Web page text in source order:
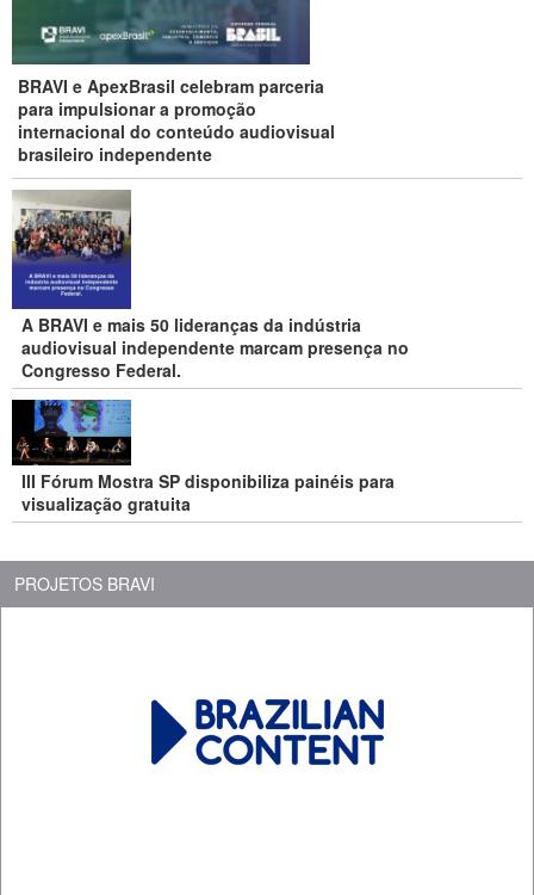
BRAVI e ApexBrasil celebram parceria
para impulsionar a promoção
internacional do conteúdo audiovisual
brasileiro independente
A BRAVI e mais 50 lideranças da indústria
audiovisual independente marcam presença no
Congresso Federal.
III Fórum Mostra SP disponibiliza painéis para
visualização gratuita
PROJETOS BRAVI